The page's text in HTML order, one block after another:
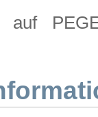
auf